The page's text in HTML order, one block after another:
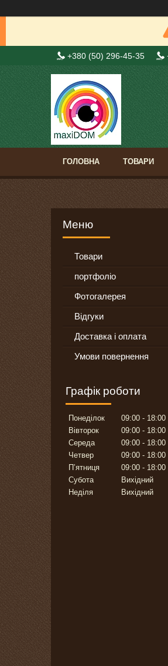
+380 (50) 296-45-35
ГОЛОВНА ТОВАРИ
Товари
портфоліо
Фотогалерея
Відгуки
Доставка і оплата
Умови повернення
Графік роботи
Понеділок 09:00
18:00
Вівторок
09:00
18:00
Середа
09:00
18:00
Четвер
09:00
18:00
Пʼятниця
09:00
18:00
Субота
Вихідний
Неділя
Вихідний